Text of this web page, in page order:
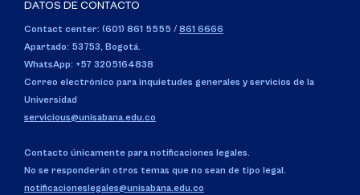
DATOS DE CONTACTO
Contact center: (601) 861 5555 / 861 6666
Apartado: 53753, Bogotá.
WhatsApp: +57 3205164838
Correo electrónico para inquietudes generales y servicios de la
Universidad
servicious@unisabana.edu.co
Contacto únicamente para notificaciones legales.
No se responderán otros temas que no sean de tipo legal.
notificacioneslegales@unisabana.edu.co